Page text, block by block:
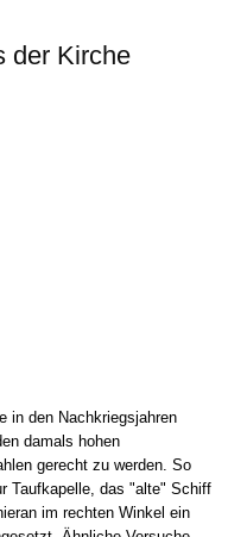
der Kirche
in den Nachkriegsjahren
damals hohen
gerecht zu werden. So
Taufkapelle, das "alte" Schiff
im rechten Winkel ein